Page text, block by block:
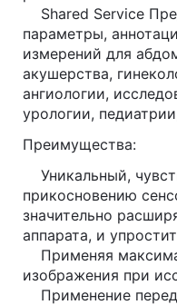
Shared Service
параметры,
измерений для
акушерства,
ангиологии,
урологии,
Преимущества:
Уникальный,
прикосновению
значительно
аппарата, и
Применяя
изображения при
Применение